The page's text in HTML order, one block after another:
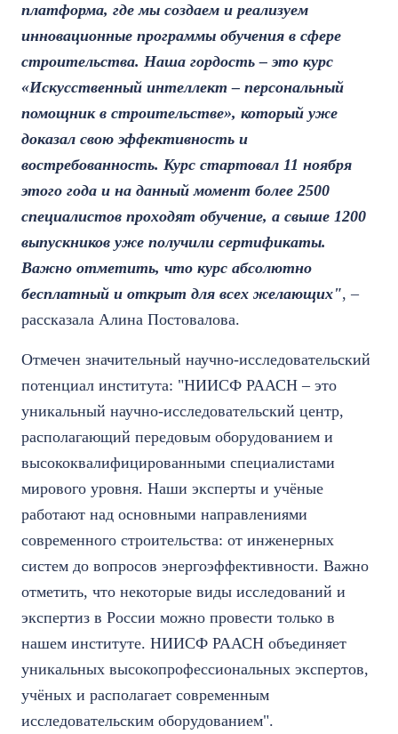
платформа, где мы создаем и реализуем
инновационные программы обучения в сфере
строительства. Наша гордость – это курс
«Искусственный интеллект – персональный
помощник в строительстве», который уже
доказал свою эффективность и
востребованность. Курс стартовал 11 ноября
этого года и на данный момент более 2500
специалистов проходят обучение, а свыше 1200
выпускников уже получили сертификаты.
Важно отметить, что курс абсолютно
бесплатный и открыт для всех желающих", –
рассказала Алина Постовалова.
Отмечен значительный научно-исследовательский
потенциал института: "НИИСФ РААСН – это
уникальный научно-исследовательский центр,
располагающий передовым оборудованием и
высококвалифицированными специалистами
мирового уровня. Наши эксперты и учёные
работают над основными направлениями
современного строительства: от инженерных
систем до вопросов энергоэффективности. Важно
отметить, что некоторые виды исследований и
экспертиз в России можно провести только в
нашем институте. НИИСФ РААСН объединяет
уникальных высокопрофессиональных экспертов,
учёных и располагает современным
исследовательским оборудованием".